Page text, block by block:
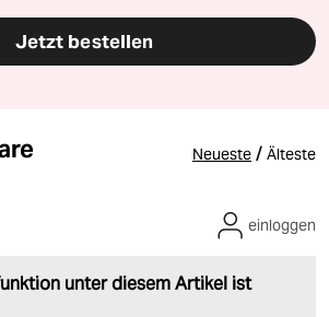
Jetzt bestellen
Neueste / Älteste
unter diesem Artikel ist
einloggen